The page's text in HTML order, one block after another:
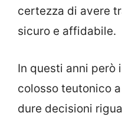
certezza di avere
sicuro e affidabile.
In questi anni però
colosso teutonico
dure decisioni